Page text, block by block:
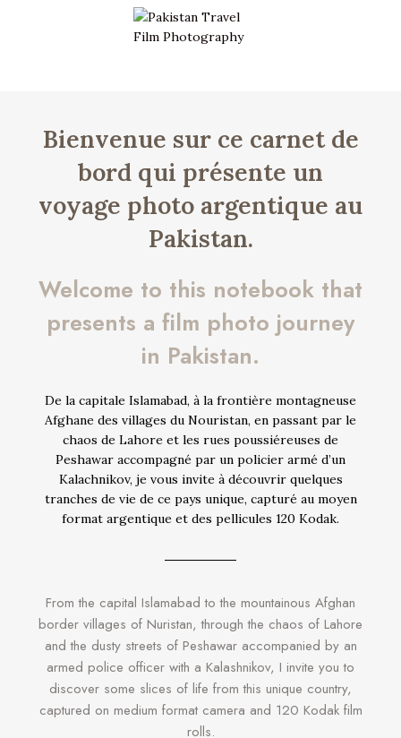
Pakistan Travel Film
Bienvenue sur ce carnet de
bord qui présente un
voyage photo argentique au
Pakistan.
Welcome to this notebook that
presents a film photo journey
in Pakistan.
De la capitale Islamabad, à la frontière montagneuse
Afghane des villages du Nouristan, en passant par le
chaos de Lahore et les rues poussiéreuses de
Peshawar accompagné par un policier armé d’un
Kalachnikov, je vous invite à découvrir quelques
tranches de vie de ce pays unique, capturé au moyen
format argentique et des pellicules 120 Kodak.
From the capital Islamabad to the mountainous Afghan
border villages of Nuristan, through the chaos of Lahore
and the dusty streets of Peshawar accompanied by an
armed police officer with a Kalashnikov, I invite you to
discover some slices of life from this unique country,
captured on medium format camera and 120 Kodak film
rolls.